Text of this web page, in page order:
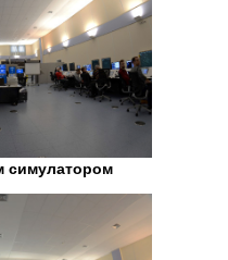
симулатором